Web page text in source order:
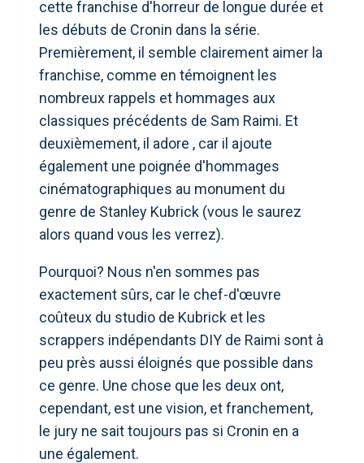
cette franchise d'horreur de longue durée et
les débuts de Cronin dans la série.
Premièrement, il semble clairement aimer la
franchise, comme en témoignent les
nombreux rappels et hommages aux
classiques précédents de Sam Raimi. Et
deuxièmement, il adore , car il ajoute
également une poignée d'hommages
cinématographiques au monument du
genre de Stanley Kubrick (vous le saurez
alors quand vous les verrez).
Pourquoi? Nous n'en sommes pas
exactement sûrs, car le chef-d'œuvre
coûteux du studio de Kubrick et les
scrappers indépendants DIY de Raimi sont à
peu près aussi éloignés que possible dans
ce genre. Une chose que les deux ont,
cependant, est une vision, et franchement,
le jury ne sait toujours pas si Cronin en a
une également.